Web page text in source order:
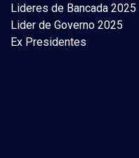
Lideres de Bancada 2025
Lider de Governo 2025
Ex Presidentes